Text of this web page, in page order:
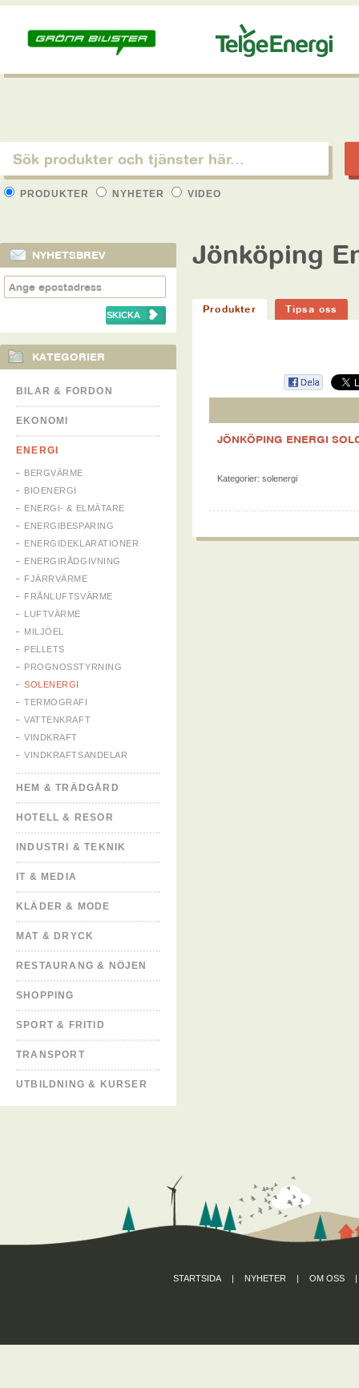
PRODUKTER NYHETER VIDEO
NYHETSBREV
KATEGORIER
BILAR & FORDON
EKONOMI
ENERGI
BERGVÄRME
BIOENERGI
ENERGI- & ELMÄTARE
ENERGIBESPARING
ENERGIDEKLARATIONER
ENERGIRÅDGIVNING
FJÄRRVÄRME
FRÅNLUFTSVÄRME
LUFTVÄRME
MILJÖEL
PELLETS
PROGNOSSTYRNING
SOLENERGI
TERMOGRAFI
VATTENKRAFT
VINDKRAFT
VINDKRAFTSANDELAR
HEM & TRÄDGÅRD
HOTELL & RESOR
INDUSTRI & TEKNIK
IT & MEDIA
KLÄDER & MODE
MAT & DRYCK
RESTAURANG & NÖJEN
SHOPPING
SPORT & FRITID
TRANSPORT
UTBILDNING & KURSER
Jönköping
Produkter Tipsa oss
JÖNKÖPING ENERGI
Kategorier: solenergi
STARTSIDA | NYHETER | OM OSS |